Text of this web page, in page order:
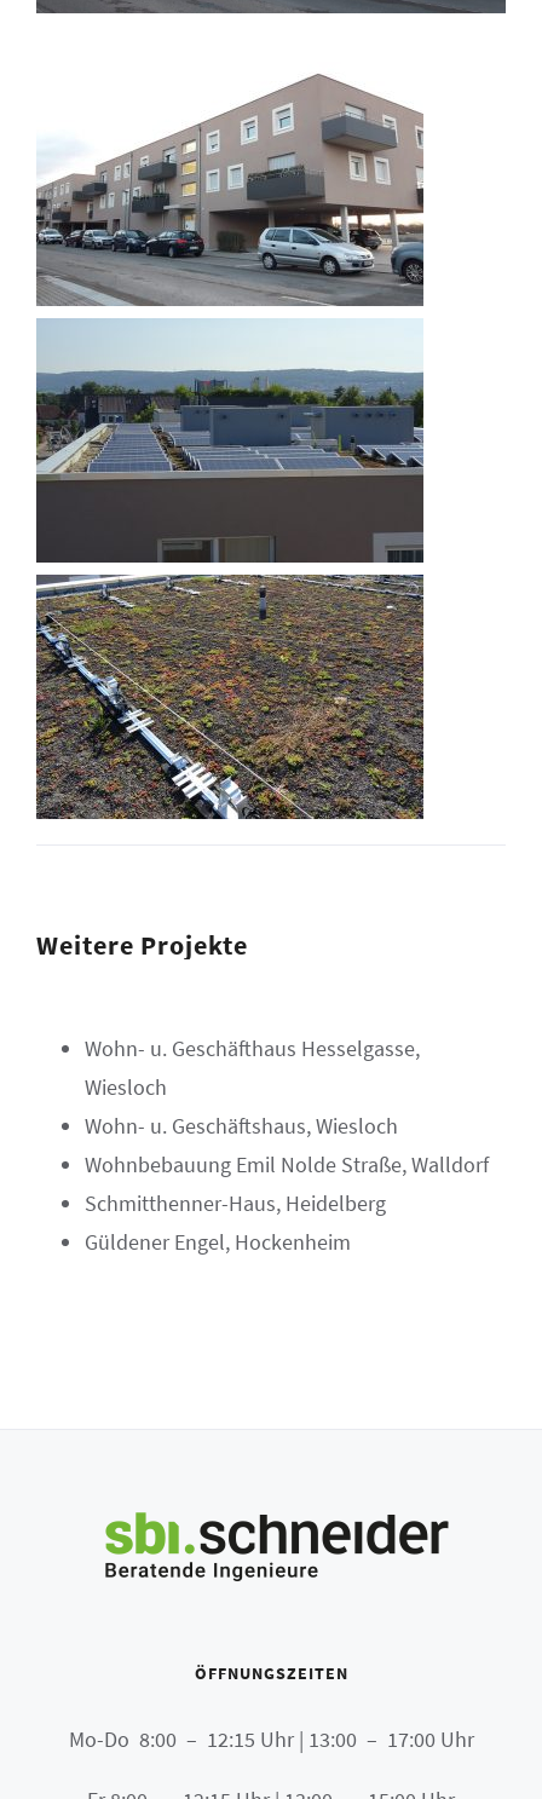
Weitere Projekte
Wohn- u. Geschäfthaus Hesselgasse,
Wiesloch
Wohn- u. Geschäftshaus, Wiesloch
Wohnbebauung Emil Nolde Straße, Walldorf
Schmitthenner-Haus, Heidelberg
Güldener Engel, Hockenheim
ÖFFNUNGSZEITEN
Mo-Do 8:00 – 12:15 Uhr | 13:00 – 17:00 Uhr